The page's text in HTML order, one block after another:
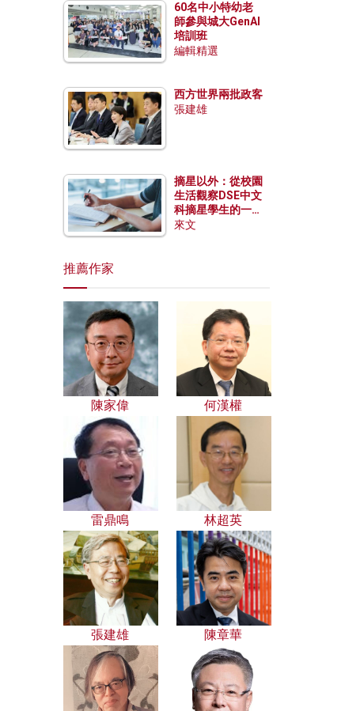
60名中小特幼老
師參與城大GenAI
培訓班
編輯精選
西方世界兩批政客
張建雄
摘星以外：從校園
生活觀察DSE中文
科摘星學生的一點
特質
來文
推薦作家
陳家偉 何漢權
雷鼎鳴 林超英
張建雄 陳章華